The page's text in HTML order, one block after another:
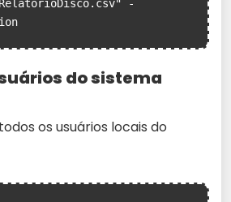
-
do sistema
os usuários locais do